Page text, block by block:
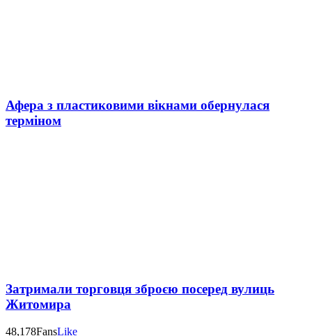
Афера з пластиковими вікнами обернулася
терміном
Затримали торговця зброєю посеред вулиць
Житомира
48,178FansLike